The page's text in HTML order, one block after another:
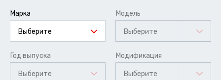
Марка
Выберите
Модель
Выберите
Год выпуска
Выберите
Модификация
Выберите